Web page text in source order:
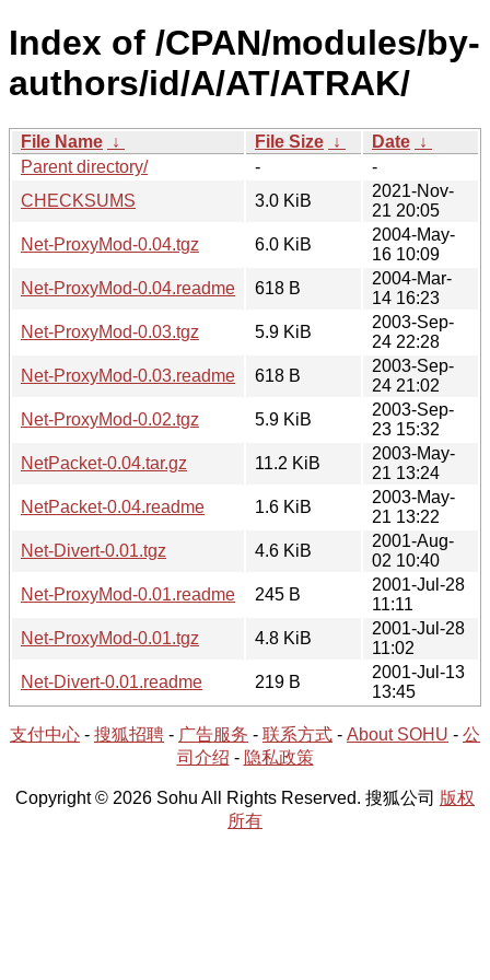
Index of /CPAN/modules/by-
authors/id/A/AT/ATRAK/
File Name ↓ File Size ↓ Date ↓
Parent directory/
-
-
CHECKSUMS
3.0 KiB
2021-Nov-
21 20:05
Net-ProxyMod-0.04.tgz
6.0 KiB
2004-May-
16 10:09
Net-ProxyMod-0.04.readme
618 B
2004-Mar-
14 16:23
Net-ProxyMod-0.03.tgz
5.9 KiB
2003-Sep-
24 22:28
Net-ProxyMod-0.03.readme
618 B
2003-Sep-
24 21:02
Net-ProxyMod-0.02.tgz
5.9 KiB
2003-Sep-
23 15:32
NetPacket-0.04.tar.gz
11.2 KiB
2003-May-
21 13:24
NetPacket-0.04.readme
1.6 KiB
2003-May-
21 13:22
Net-Divert-0.01.tgz
4.6 KiB
2001-Aug-
02 10:40
Net-ProxyMod-0.01.readme
245 B
2001-Jul-28
11:11
Net-ProxyMod-0.01.tgz
4.8 KiB
2001-Jul-28
11:02
Net-Divert-0.01.readme
219 B
2001-Jul-13
13:45
支付中心 - 搜狐招聘 - 广告服务 - 联系方式 - About SOHU - 公
司介绍 - 隐私政策
Copyright © 2026 Sohu All Rights Reserved. 搜狐公司 版权
所有